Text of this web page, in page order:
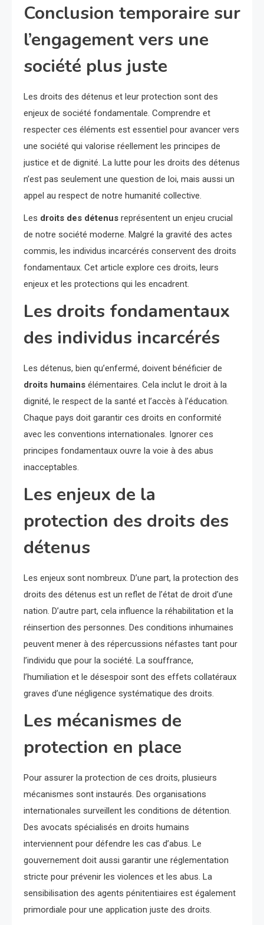
Conclusion temporaire sur
l’engagement vers une
société plus juste
Les droits des détenus et leur protection sont des
enjeux de société fondamentale. Comprendre et
respecter ces éléments est essentiel pour avancer vers
une société qui valorise réellement les principes de
justice et de dignité. La lutte pour les droits des détenus
n’est pas seulement une question de loi, mais aussi un
appel au respect de notre humanité collective.
Les droits des détenus représentent un enjeu crucial
de notre société moderne. Malgré la gravité des actes
commis, les individus incarcérés conservent des droits
fondamentaux. Cet article explore ces droits, leurs
enjeux et les protections qui les encadrent.
Les droits fondamentaux
des individus incarcérés
Les détenus, bien qu’enfermé, doivent bénéficier de
droits humains élémentaires. Cela inclut le droit à la
dignité, le respect de la santé et l’accès à l’éducation.
Chaque pays doit garantir ces droits en conformité
avec les conventions internationales. Ignorer ces
principes fondamentaux ouvre la voie à des abus
inacceptables.
Les enjeux de la
protection des droits des
détenus
Les enjeux sont nombreux. D’une part, la protection des
droits des détenus est un reflet de l’état de droit d’une
nation. D’autre part, cela influence la réhabilitation et la
réinsertion des personnes. Des conditions inhumaines
peuvent mener à des répercussions néfastes tant pour
l’individu que pour la société. La souffrance,
l’humiliation et le désespoir sont des effets collatéraux
graves d’une négligence systématique des droits.
Les mécanismes de
protection en place
Pour assurer la protection de ces droits, plusieurs
mécanismes sont instaurés. Des organisations
internationales surveillent les conditions de détention.
Des avocats spécialisés en droits humains
interviennent pour défendre les cas d’abus. Le
gouvernement doit aussi garantir une réglementation
stricte pour prévenir les violences et les abus. La
sensibilisation des agents pénitentiaires est également
primordiale pour une application juste des droits.